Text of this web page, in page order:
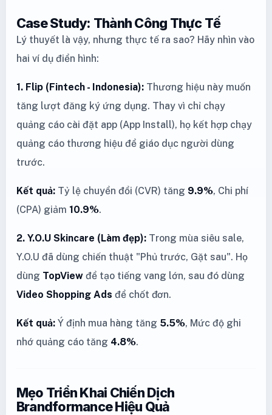
Case Study: Thành Công Thực Tế
Lý thuyết là vậy, nhưng thực tế ra sao? Hãy nhìn vào
hai ví dụ điển hình:
1. Flip (Fintech - Indonesia): Thương hiệu này muốn
tăng lượt đăng ký ứng dụng. Thay vì chỉ chạy
quảng cáo cài đặt app (App Install), họ kết hợp chạy
quảng cáo thương hiệu để giáo dục người dùng
trước.
Kết quả: Tỷ lệ chuyển đổi (CVR) tăng 9.9%, Chi phí
(CPA) giảm 10.9%.
2. Y.O.U Skincare (Làm đẹp): Trong mùa siêu sale,
Y.O.U đã dùng chiến thuật "Phủ trước, Gặt sau". Họ
dùng TopView để tạo tiếng vang lớn, sau đó dùng
Video Shopping Ads để chốt đơn.
Kết quả: Ý định mua hàng tăng 5.5%, Mức độ ghi
nhớ quảng cáo tăng 4.8%.
Mẹo Triển Khai Chiến Dịch
Brandformance Hiệu Quả